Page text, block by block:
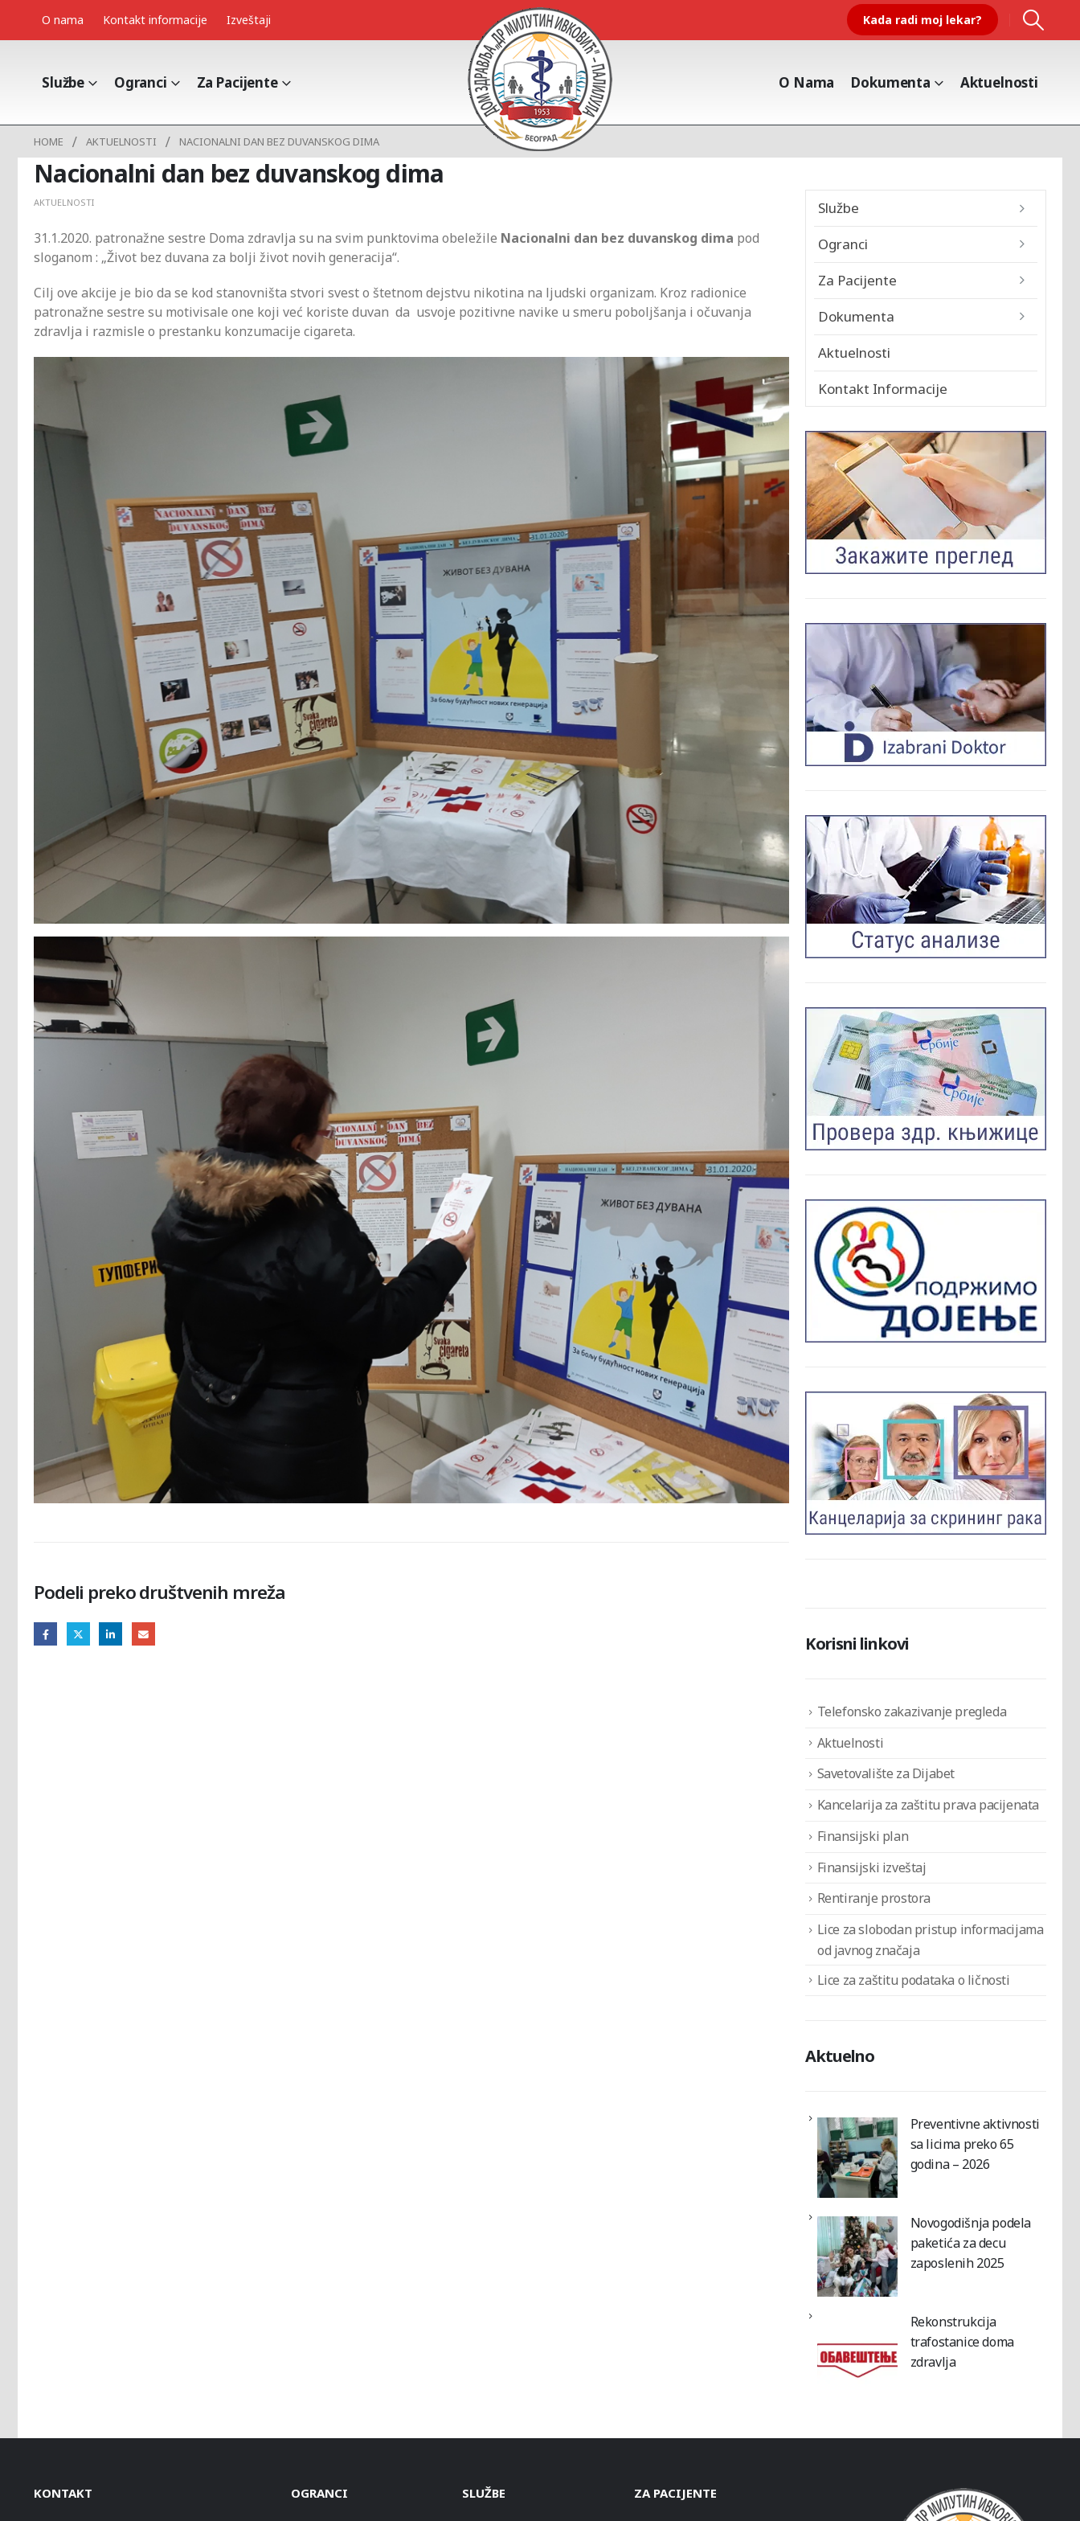
O nama Kontakt informacije Izveštaji Kada radi moj lekar?
Službe Ogranci Za Pacijente O Nama Dokumenta Aktuelnosti
HOME AKTUELNOSTI NACIONALNI DAN BEZ DUVANSKOG DIMA
Nacionalni dan bez duvanskog dima
AKTUELNOSTI
31.1.2020. patronažne sestre Doma zdravlja su na svim punktovima obeležile Nacionalni dan bez duvanskog dima pod
sloganom : „Život bez duvana za bolji život novih generacija“.
Cilj ove akcije je bio da se kod stanovništa stvori svest o štetnom dejstvu nikotina na ljudski organizam. Kroz radionice
patronažne sestre su motivisale one koji već koriste duvan da usvoje pozitivne navike u smeru poboljšanja i očuvanja
zdravlja i razmisle o prestanku konzumacije cigareta.
Podeli preko društvenih mreža
Službe
Ogranci
Za Pacijente
Dokumenta
Aktuelnosti
Kontakt Informacije
Korisni linkovi
Telefonsko zakazivanje pregleda
Aktuelnosti
Savetovalište za Dijabet
Kancelarija za zaštitu prava pacijenata
Finansijski plan
Finansijski izveštaj
Rentiranje prostora
Lice za slobodan pristup informacijama
od javnog značaja
Lice za zaštitu podataka o ličnosti
Aktuelno
Preventivne aktivnosti
sa licima preko 65
godina – 2026
Novogodišnja podela
paketića za decu
zaposlenih 2025
Rekonstrukcija
trafostanice doma
zdravlja
KONTAKT OGRANCI SLUŽBE ZA PACIJENTE